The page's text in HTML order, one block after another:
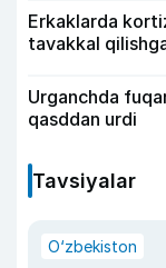
Erkaklarda
tavakkal
Urganchda
qasddan urdi
Tavsiyalar
O‘zbekiston